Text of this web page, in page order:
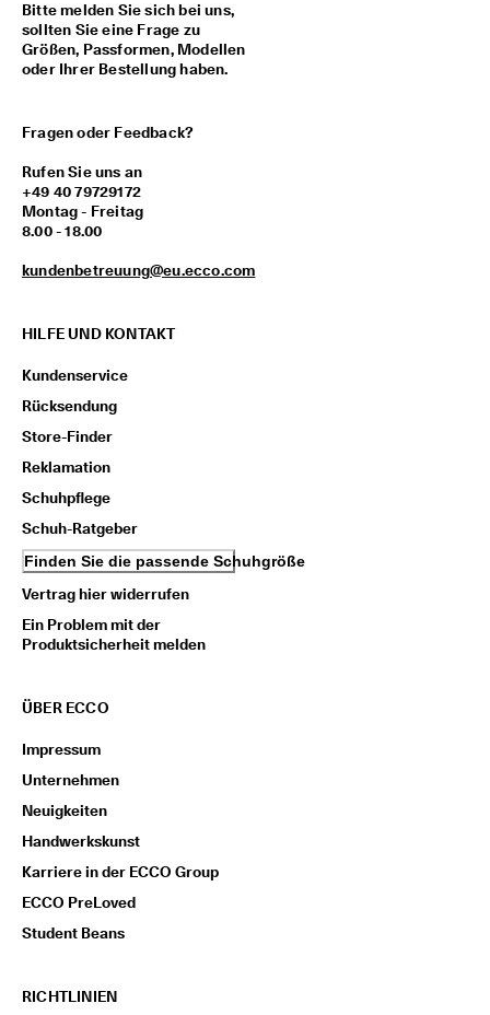
Bitte melden Sie sich bei uns,
sollten Sie eine Frage zu
Größen, Passformen, Modellen
oder Ihrer Bestellung haben.
Fragen oder Feedback?
Rufen Sie uns an
+49 40 79729172
Montag - Freitag
8.00 - 18.00
kundenbetreuung@eu.ecco.com
HILFE UND KONTAKT
Kundenservice
Rücksendung
Store-Finder
Reklamation
Schuhpflege
Schuh-Ratgeber
Finden Sie die passende Schuhgröße
Vertrag hier widerrufen
Ein Problem mit der
Produktsicherheit melden
ÜBER ECCO
Impressum
Unternehmen
Neuigkeiten
Handwerkskunst
Karriere in der ECCO Group
ECCO PreLoved
Student Beans
RICHTLINIEN